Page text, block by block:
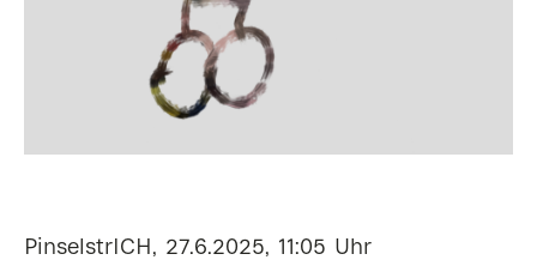
PinselstrICH, 27.6.2025, 11:05 Uhr